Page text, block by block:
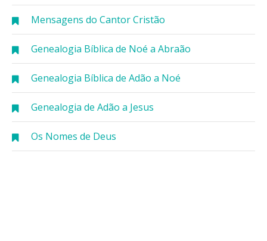
Mensagens do Cantor Cristão
Genealogia Bíblica de Noé a Abraão
Genealogia Bíblica de Adão a Noé
Genealogia de Adão a Jesus
Os Nomes de Deus